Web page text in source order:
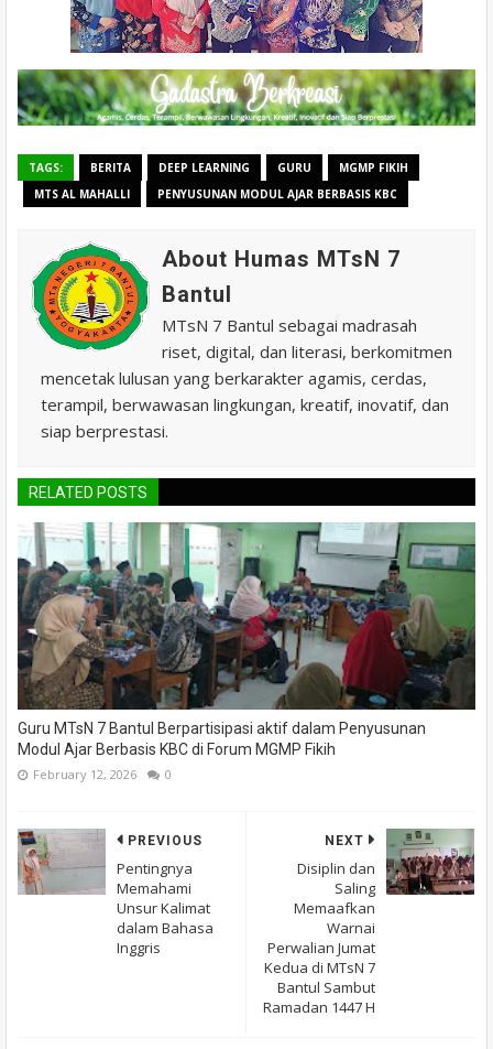
TAGS: BERITA DEEP LEARNING GURU
MGMP FIKIH
MTS AL MAHALLI
PENYUSUNAN MODUL AJAR BERBASIS KBC
About Humas MTsN 7
Bantul
MTsN 7 Bantul sebagai madrasah
riset, digital, dan literasi, berkomitmen
mencetak lulusan yang berkarakter agamis, cerdas,
terampil, berwawasan lingkungan, kreatif, inovatif, dan
siap berprestasi.
RELATED POSTS
Guru MTsN 7 Bantul Berpartisipasi aktif dalam Penyusunan
Modul Ajar Berbasis KBC di Forum MGMP Fikih
February 12, 2026 0
NEXT
Disiplin dan
Saling
Memaafkan
Warnai
Perwalian Jumat
Kedua di MTsN 7
Bantul Sambut
Ramadan 1447 H
PREVIOUS
Pentingnya
Memahami
Unsur Kalimat
dalam Bahasa
Inggris